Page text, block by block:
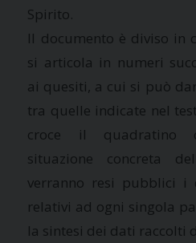
Spirito.
Il documento è diviso in
si articola in numeri
ai quesiti, a cui si può
tra quelle indicate nel
croce il quadratino
situazione concreta
verranno resi pubblici i
relativi ad ogni singola
la sintesi dei dati raccolti